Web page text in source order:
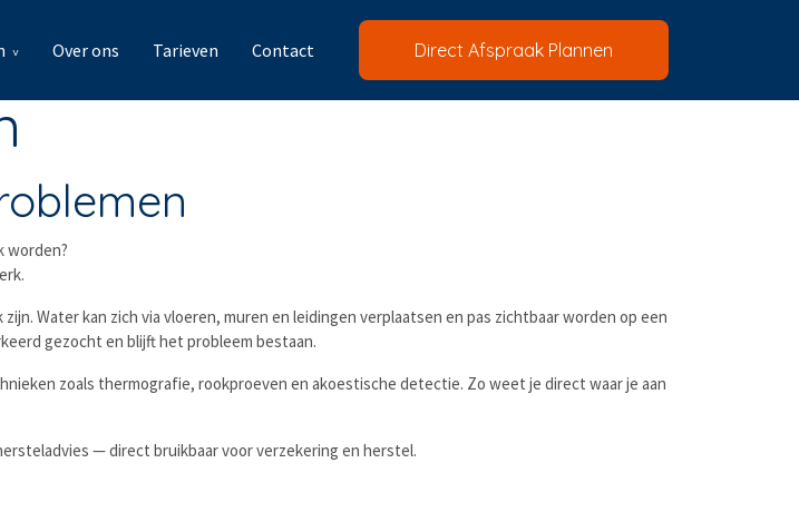
Over ons Tarieven Contact Direct Afspraak Plannen
worden?
Water kan zich via vloeren, muren en leidingen verplaatsen en pas zichtbaar worden op een
gezocht en blijft het probleem bestaan.
zoals thermografie, rookproeven en akoestische detectie. Zo weet je direct waar je aan
— direct bruikbaar voor verzekering en herstel.